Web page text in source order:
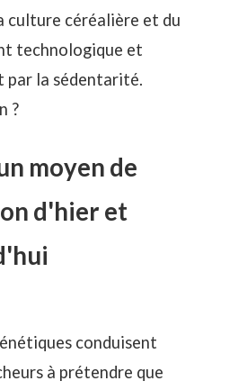
culture céréalière et du
technologique et
par la sédentarité.
?
moyen de
d'hier et
conduisent
à prétendre que